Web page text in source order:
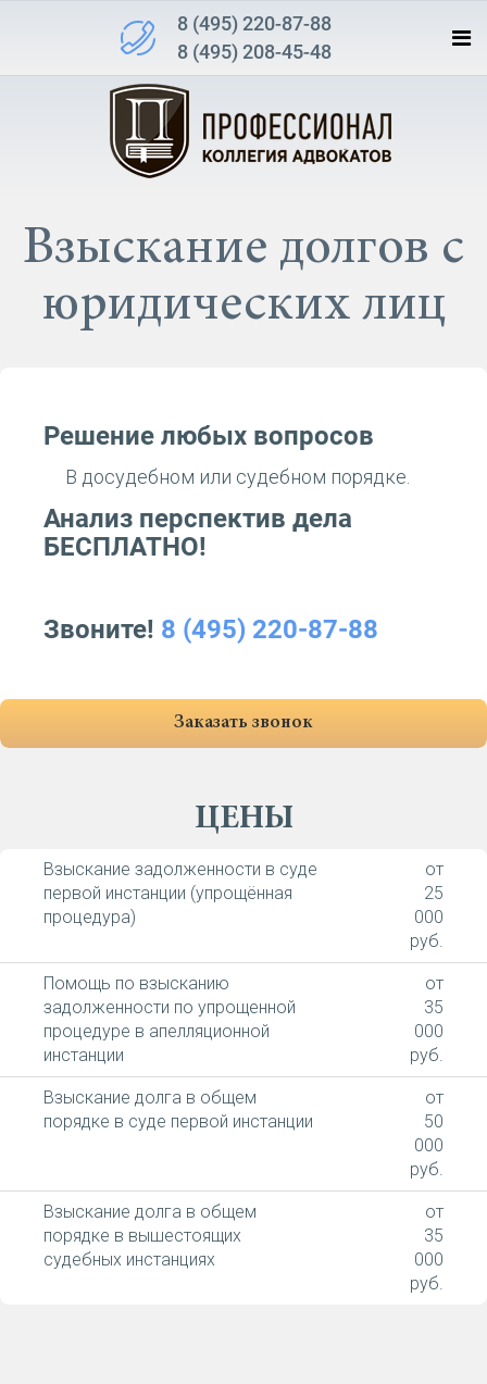
8 (495) 220-87-88
8 (495) 208-45-48
Взыскание долгов с
юридических лиц
Решение любых вопросов
В досудебном или судебном порядке.
Анализ перспектив дела
БЕСПЛАТНО!
Звоните! 8 (495) 220-87-88
Заказать звонок
ЦЕНЫ
Взыскание задолженности в суде
первой инстанции (упрощённая
процедура)
от
25
000
руб.
Помощь по взысканию
задолженности по упрощенной
процедуре в апелляционной
инстанции
от
35
000
руб.
Взыскание долга в общем
порядке в суде первой инстанции
от
50
000
руб.
Взыскание долга в общем
порядке в вышестоящих
судебных инстанциях
от
35
000
руб.